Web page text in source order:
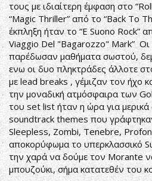
τους με ιδιαίτερη έμφαση στο
“Magic Thriller” από το “Back To
έκπληξη ήταν το “E Suono Rock”
Viaggio Del "Bagarozzo" Mark”
παρέδωσαν μαθήματα σωστού,
ενω οι δυο πληκτράδες άλλοτε
με lead breaks , γέμιζαν τον ήχο
την μοναδική ατμόσφαιρα των
του set list ήταν η ώρα για
soundtrack themes που
Sleepless, Zombi, Tenebre,
αποκορύφωμα το υπερκλασσικό
την χαρά να δούμε τον Morante
μπουζούκι, σήμα κατατεθέν του